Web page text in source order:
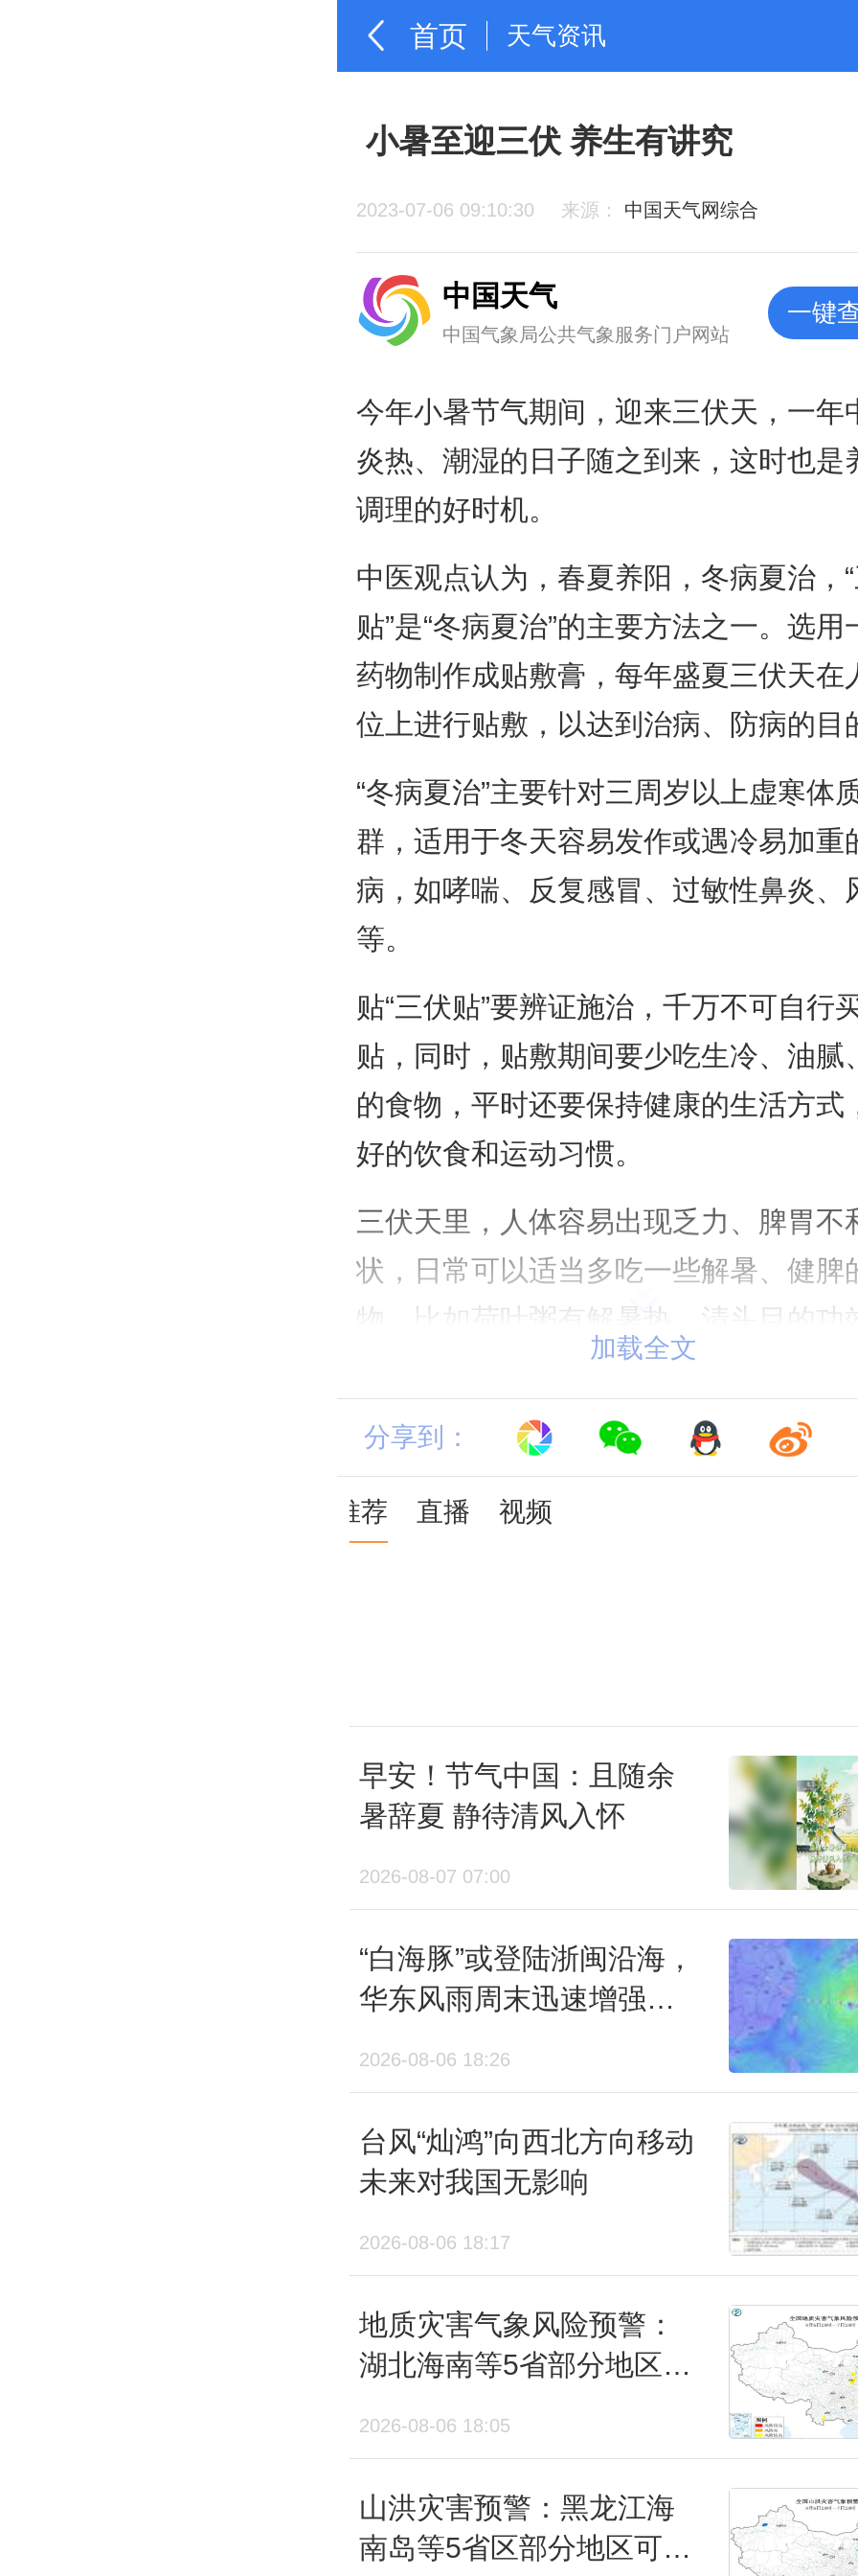
首页 天气资讯
小暑至迎三伏 养生有讲究
2023-07-06 09:10:30 来源： 中国天气网综合
中国天气
中国气象局公共气象服务门户网站
一键
今年小暑节气期间，迎来三伏天，一年
炎热、潮湿的日子随之到来，这时也是
调理的好时机。
中医观点认为，春夏养阳，冬病夏治，
贴”是“冬病夏治”的主要方法之一。选用
药物制作成贴敷膏，每年盛夏三伏天在
位上进行贴敷，以达到治病、防病的目
“冬病夏治”主要针对三周岁以上虚寒体
群，适用于冬天容易发作或遇冷易加重
病，如哮喘、反复感冒、过敏性鼻炎、
等。
贴“三伏贴”要辨证施治，千万不可自行
贴，同时，贴敷期间要少吃生冷、油腻
的食物，平时还要保持健康的生活方式
好的饮食和运动习惯。
三伏天里，人体容易出现乏力、脾胃不
状，日常可以适当多吃一些解暑、健脾
物。比如荷叶粥有解暑热、清头目的功
以适当吃一些。另外，作息可早睡早起
心情愉悦，运动宜缓，这样才能更有利
加载全文
分享到：
推荐 直播 视频
早安！节气中国：且随余
暑辞夏 静待清风入怀
2026-08-07 07:00
“白海豚”或登陆浙闽沿海，
华东风雨周末迅速增强，
2026-08-06 18:26
台风“灿鸿”向西北方向移动
未来对我国无影响
2026-08-06 18:17
地质灾害气象风险预警：
湖北海南等5省部分地区风
2026-08-06 18:05
山洪灾害预警：黑龙江海
南岛等5省区部分地区可能